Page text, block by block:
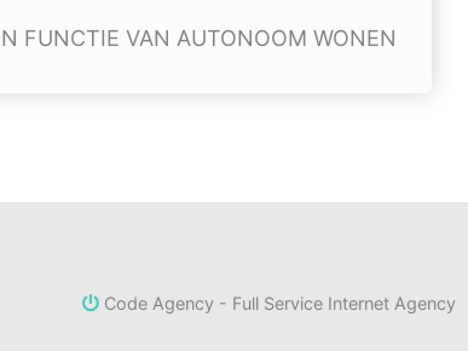
FUNCTIE VAN AUTONOOM WONEN
Code Agency - Full Service Internet Agency